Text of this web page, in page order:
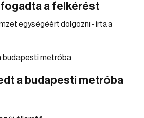
a felkérést
egységéért dolgozni - írta a
a budapesti metróba